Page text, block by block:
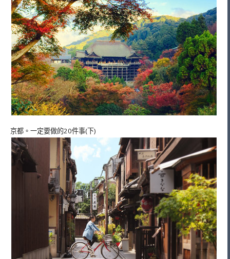
京都。一定要做的20件事(下)